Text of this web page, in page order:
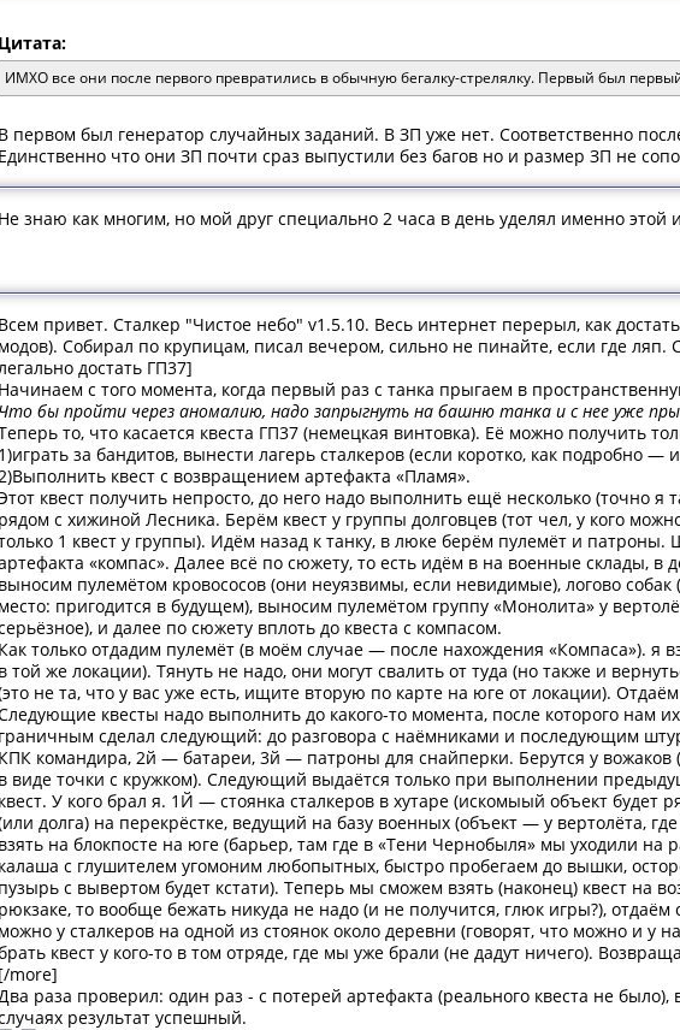
Цитата:
ИМХО все они после первого превратились в обычную бегалку-стрелялку. Первый был
В первом был генератор случайных заданий. В ЗП уже нет. Соответственно
Единственно что они ЗП почти сраз выпустили без багов но и размер ЗП не
Не знаю как многим, но мой друг специально 2 часа в день уделял именно
Всем привет. Сталкер "Чистое небо" v1.5.10. Весь интернет перерыл, как
модов). Собирал по крупицам, писал вечером, сильно не пинайте, если где
достать ГП37]
Начинаем с того момента, когда первый раз с танка прыгаем в
Что бы пройти через аномалию, надо запрыгнуть на башню танка и с нее уже
то, что касается квеста ГП37 (немецкая винтовка). Её можно получить
1)играть за бандитов, вынести лагерь сталкеров (если коротко, как подробно —
квест с возвращением артефакта «Пламя».
квест получить непросто, до него надо выполнить ещё несколько (точно
рядом с хижиной Лесника. Берём квест у группы долговцев (тот чел, у кого
1 квест у группы). Идём назад к танку, в люке берём пулемёт и
«компас». Далее всё по сюжету, то есть идём в на военные склады,
выносим пулемётом кровососов (они неуязвимы, если невидимые), логово
место: пригодится в будущем), выносим пулемётом группу «Монолита» у
и далее по сюжету вплоть до квеста с компасом.
Как только отдадим пулемёт (в моём случае — после нахождения «Компаса»). я
в той же локации). Тянуть не надо, они могут свалить от туда (но также и
не та, что у вас уже есть, ищите вторую по карте на юге от локации).
квесты надо выполнить до какого-то момента, после которого нам
граничным сделал следующий: до разговора с наёмниками и последующим
КПК командира, 2й — батареи, 3й — патроны для снайперки. Берутся у вожаков
в виде точки с кружком). Следующий выдаётся только при выполнении
квест. У кого брал я. 1Й — стоянка сталкеров в хутаре (искомыый объект
долга) на перекрёстке, ведущий на базу военных (объект — у вертолёта,
взять на блокпосте на юге (барьер, там где в «Тени Чернобыля» мы уходили
калаша с глушителем угомоним любопытных, быстро пробегаем до вышки,
пузырь с вывертом будет кстати). Теперь мы сможем взять (наконец) квест на
рюкзаке, то вообще бежать никуда не надо (и не получится, глюк игры?),
можно у сталкеров на одной из стоянок около деревни (говорят, что можно и у
квест у кого-то в том отряде, где мы уже брали (не дадут ничего).
[/more]
раза проверил: один раз - с потерей артефакта (реального квеста не
результат успешный.